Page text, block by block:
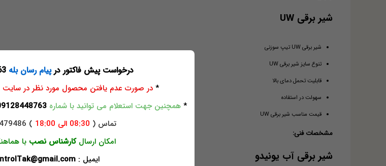
شیر برقی UW
شیر برقی UW تیپ سوزنی
تنوع سایز شیر برقی UW
قابلیت تحمل دمای بالا
سهولت در استفاده
قیمت مناسب شیر برقی UW
مشخصات فنی:
شیر برقی آب یونیدو
درخواست پیش فاکتور درپیام رسان بله
*در صورت عدم یافتن محصول مورد نظر در سایت
*همچنین جهت استعلام می توانید با شماره
تماس ( 08:30 الی 18:00
) 66479486 021
امکان ارسالکارشناس نصب با
ایمیل :